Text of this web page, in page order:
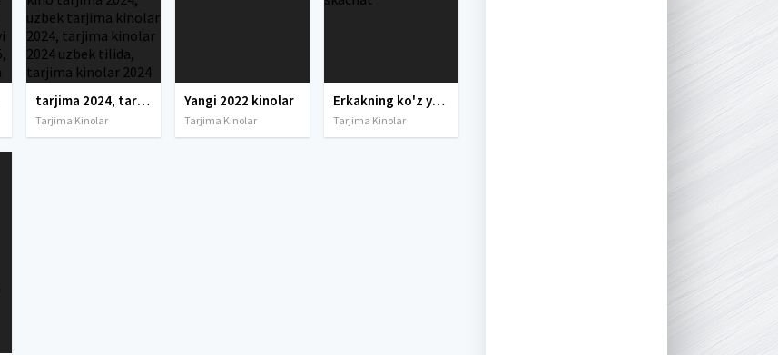
tarjima 2024, tarjima kinolar 2024, uzbek tarjima 2024, tarjima kinolar tilida tilida 2024, uzbek tilida tarjima 2024, kino tarjima 2024, uzbek tarjima kinolar 2024, tarjima kinolar 2024 uzbek tilida, tarjima kinolar 2024 o zbek, tarjima kinolar 2024
Tarjima Kinolar
Yangi 2022 kinolar
Tarjima Kinolar
Erkakning ko'z yoshlari / Yig'loqi Macho / Mast Macho Uzbek tilida 2021 O'zbekcha tarjima kino Full HD tas-ix skachat
Tarjima Kinolar